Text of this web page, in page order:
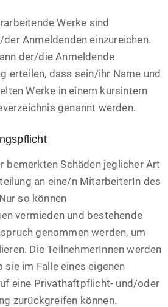
Werke sind
Anmeldenden einzureichen.
der/die Anmeldende
erteilen, dass sein/ihr Name und
Werke in einem kursintern
genannt werden.
bemerkten Schäden jeglicher Art
an eine/n MitarbeiterIn des
so können
vermieden und bestehende
genommen werden, um
Die TeilnehmerInnen werden
sie im Falle eines eigenen
eine Privathaftpflicht- und/oder
zurückgreifen können.